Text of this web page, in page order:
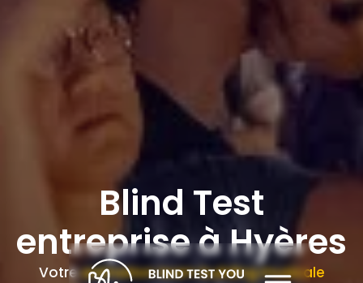
Blind Test
entreprise à Hyères
Votreanimation team building musicale